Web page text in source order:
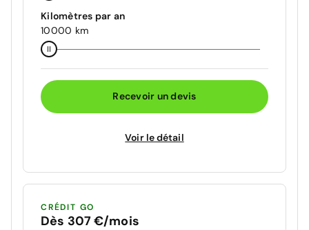
Kilomètres par an
10000 km
Recevoir un devis
Voir le détail
CRÉDIT GO
Dès 307 €/mois